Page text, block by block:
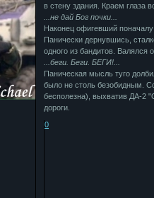
в стену здания. Краем глаза
...не дай Бог почки...
Наконец офигевший
Панически дернувшись,
одного из бандитов. Валялся
...беги. Беги. БЕГИ!...
Паническая мысль туго
было не столь безобидным.
бесполезна), выхватив ДА-2
дороги.
0